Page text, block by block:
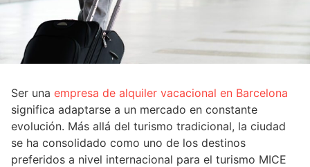
Ser una empresa de alquiler vacacional en Barcelona
significa adaptarse a un mercado en constante
evolución. Más allá del turismo tradicional, la ciudad
se ha consolidado como uno de los destinos
preferidos a nivel internacional para el turismo MICE